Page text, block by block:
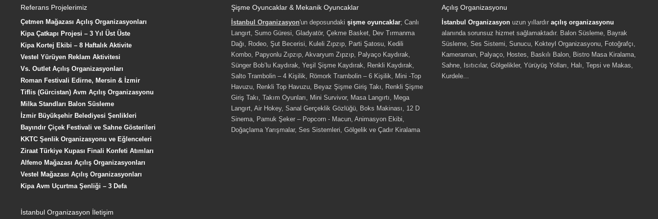
Referans Projelerimiz
Çetmen Mağazası Açılış Organizasyonları
Kipa Çatkapı Projesi – 3 Yıl Üst Üste
Kipa Kortej Ekibi – 8 Haftalık Aktivite
Vestel Yürüyen Reklam Aktivitesi
Vs. Outlet Açılış Organizasyonları
Roman Festivali Edirne, Mersin & İzmir
Tiflis (Gürcistan) Avm Açılış Organizasyonu
Milka Standları Balon Süsleme
İzmir Büyükşehir Belediyesi Şenlikleri
Bayındır Çiçek Festivali ve Sahne Gösterileri
KKTC Şenlik Organizasyonu ve Eğlenceleri
Ziraat Türkiye Kupası Finali Konfeti Atımları
Alfemo Mağazası Açılış Organizasyonları
Vestel Mağazası Açılış Organizasyonları
Kipa Avm Uçurtma Şenliği – 3 Defa
İstanbul Organizasyon İletişim
Şişme Oyuncaklar & Mekanik Oyuncaklar
İstanbul Organizasyon'un deposundaki şişme oyuncaklar; Canlı
Langırt, Sumo Güresi, Gladyatör, Çekme Basket, Dev Tırmanma
Dağı, Rodeo, Şut Becerisi, Kuleli Zıpzıp, Parti Şatosu, Kedili
Kombo, Papyonlu Zıpzıp, Akvaryum Zıpzıp, Palyaço Kaydırak,
Sünger Bob’lu Kaydırak, Yeşil Şişme Kaydırak, Renkli Kaydırak,
Salto Trambolin – 4 Kişilik, Römork Trambolin – 6 Kişilik, Mini -Top
Havuzu, Renkli Top Havuzu, Beyaz Şişme Giriş Takı, Renkli Şişme
Giriş Takı, Takım Oyunları, Mini Survivor, Masa Langırtı, Mega
Langırt, Air Hokey, Sanal Gerçeklik Gözlüğü, Boks Makinası, 12 D
Sinema, Pamuk Şeker – Popcorn - Macun, Animasyon Ekibi,
Doğaçlama Yarışmalar, Ses Sistemleri, Gölgelik ve Çadır Kiralama
Açılış Organizasyonu
İstanbul Organizasyon uzun yıllardır açılış organizasyonu
alanında sorunsuz hizmet sağlamaktadır. Balon Süsleme, Bayrak
Süsleme, Ses Sistemi, Sunucu, Kokteyl Organizasyonu, Fotoğrafçı,
Kameraman, Palyaço, Hostes, Baskılı Balon, Bistro Masa Kiralama,
Sahne, Isıtıcılar, Gölgelikler, Yürüyüş Yolları, Halı, Tepsi ve Makas,
Kurdele...